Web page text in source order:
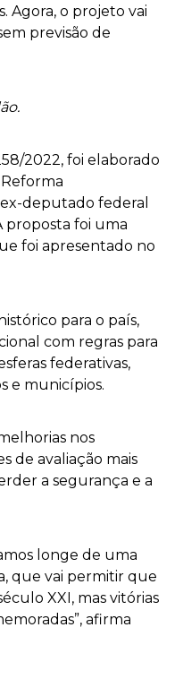
Agora, o projeto vai
previsão de
2022, foi elaborado
deputado federal
proposta foi uma
foi apresentado no
para o país,
com regras para
federativas,
e municípios.
nos
de avaliação mais
a segurança e a
longe de uma
que vai permitir que
XXI, mas vitórias
afirma